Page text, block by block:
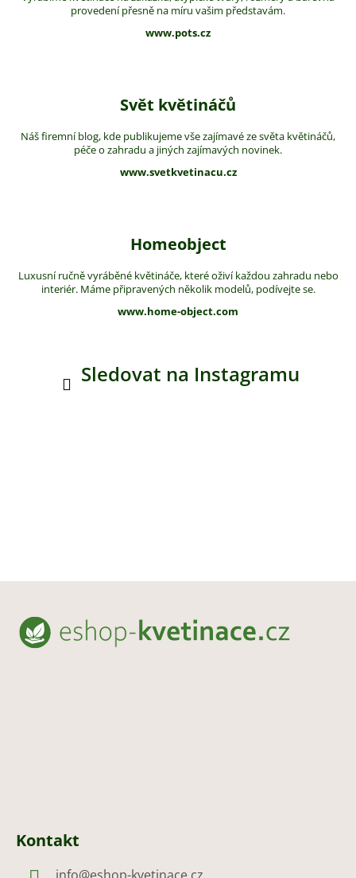
provedení přesně na míru vašim představám.
www.pots.cz
Svět květináčů
Náš firemní blog, kde publikujeme vše zajímavé ze světa květináčů,
péče o zahradu a jiných zajímavých novinek.
www.svetkvetinacu.cz
Homeobject
Luxusní ručně vyráběné květináče, které oživí každou zahradu nebo
interiér. Máme připravených několik modelů, podívejte se.
www.home-object.com
Sledovat na Instagramu
Z
Kontakt